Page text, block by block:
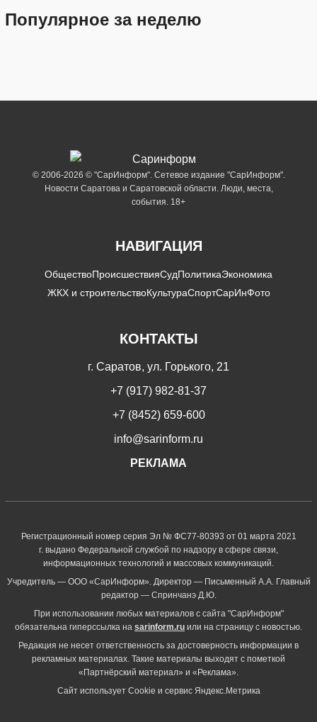
Популярное за неделю
© 2006-2026 © "СарИнформ". Сетевое издание "СарИнформ".
Новости Саратова и Саратовской области. Люди, места,
события. 18+
НАВИГАЦИЯ
ОбществоПроисшествияСудПолитикаЭкономика
ЖКХ и строительствоКультураСпортСарИнФото
КОНТАКТЫ
г. Саратов, ул. Горького, 21
+7 (917) 982-81-37
+7 (8452) 659-600
info@sarinform.ru
РЕКЛАМА
Регистрационный номер серия Эл № ФС77-80393 от 01 марта 2021
г. выдано Федеральной службой по надзору в сфере связи,
информационных технологий и массовых коммуникаций.
Учредитель — ООО «СарИнформ». Директор — Письменный А.А. Главный
редактор — Спринчанэ Д.Ю.
При использовании любых материалов с сайта "СарИнформ"
обязательна гиперссылка на sarinform.ru или на страницу с новостью.
Редакция не несет ответственность за достоверность информации в
рекламных материалах. Такие материалы выходят с пометкой
«Партнёрский материал» и «Реклама».
Сайт использует Cookie и сервиc Яндекс.Метрика